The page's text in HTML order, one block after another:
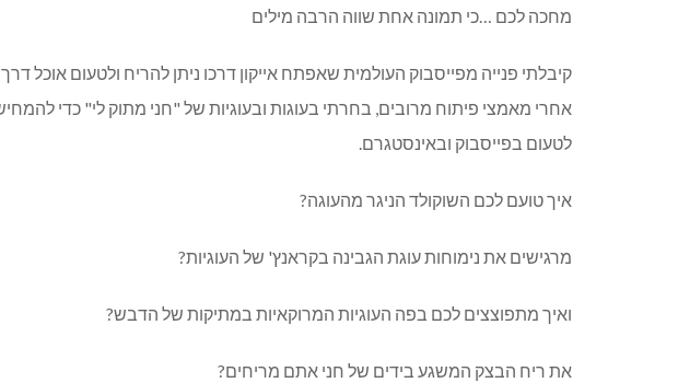
מחכה לכם …כי תמונה אחת שווה הרבה מילים
קיבלתי פנייה מפייסבוק העולמית שאפתח אייקון דרכו ניתן להריח ולטעום אוכל
אחרי מאמצי פיתוח מרובים, בחרתי בעוגות ובעוגיות של "חני מתוק לי" כדי
לטעום בפייסבוק ובאינסטגרם.
איך טועם לכם השוקולד הניגר מהעוגה?
מרגישים את נימוחות עוגת הגבינה בקראנץ' של העוגיות?
ואיך מתפוצצים לכם בפה העוגיות המרוקאיות במתיקות של הדבש?
את ריח הבצק המשגע בידים של חני אתם מריחים?